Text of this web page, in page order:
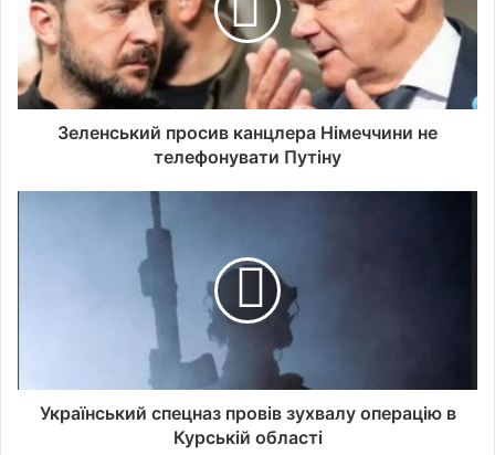
Зеленський просив канцлера Німеччини не
телефонувати Путіну
Український спецназ провів зухвалу операцію в
Курській області